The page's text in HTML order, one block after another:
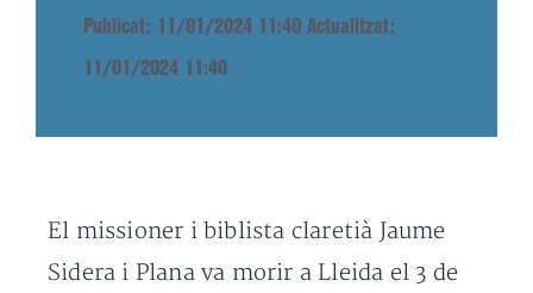
Publicat: 11/01/2024 11:40 Actualitzat:
11/01/2024 11:40
El missioner i biblista claretià Jaume
Sidera i Plana va morir a Lleida el 3 de